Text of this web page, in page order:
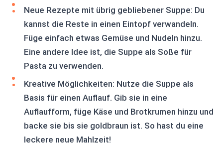
Neue Rezepte mit übrig gebliebener Suppe: Du
kannst die Reste in einen Eintopf verwandeln.
Füge einfach etwas Gemüse und Nudeln hinzu.
Eine andere Idee ist, die Suppe als Soße für
Pasta zu verwenden.
Kreative Möglichkeiten: Nutze die Suppe als
Basis für einen Auflauf. Gib sie in eine
Auflaufform, füge Käse und Brotkrumen hinzu und
backe sie bis sie goldbraun ist. So hast du eine
leckere neue Mahlzeit!